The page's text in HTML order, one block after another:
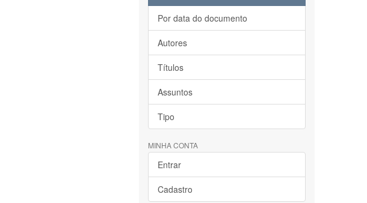
Por data do documento
Autores
Títulos
Assuntos
Tipo
MINHA CONTA
Entrar
Cadastro